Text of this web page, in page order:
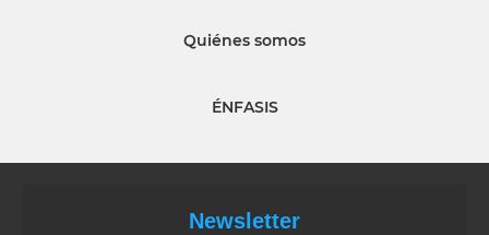
Quiénes somos
ÉNFASIS
Newsletter